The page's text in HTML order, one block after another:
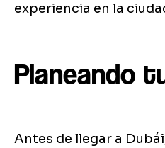
experiencia en la
Planeando
Antes de llegar a